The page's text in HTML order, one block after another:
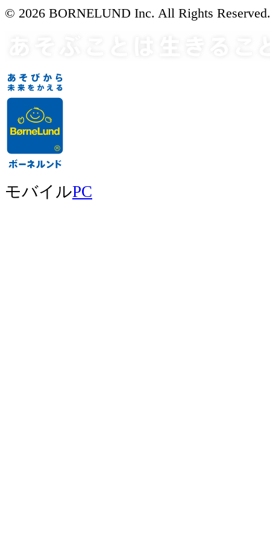
© 2026 BORNELUND Inc. All Rights Reserved.
モバイルPC